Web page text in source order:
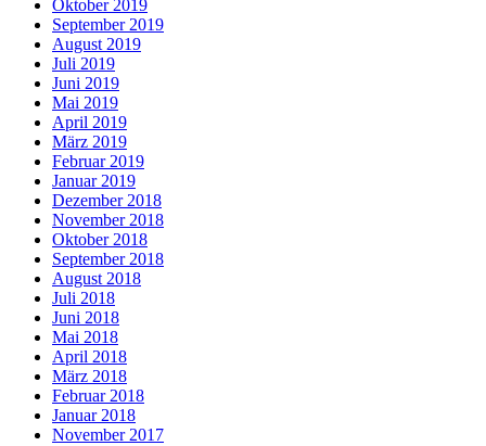
Oktober 2019
September 2019
August 2019
Juli 2019
Juni 2019
Mai 2019
April 2019
März 2019
Februar 2019
Januar 2019
Dezember 2018
November 2018
Oktober 2018
September 2018
August 2018
Juli 2018
Juni 2018
Mai 2018
April 2018
März 2018
Februar 2018
Januar 2018
November 2017